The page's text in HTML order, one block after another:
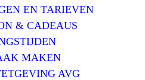
EN TARIEVEN
& CADEAUS
MAKEN
AVG